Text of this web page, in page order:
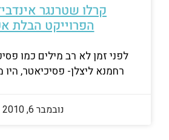
קרלו שטרנגר
הפרוייקט הבלת
לפני זמן לא רב מילים כמו
רחמנא ליצלן- פסיכיאטר, היו
נובמבר 6, 2010